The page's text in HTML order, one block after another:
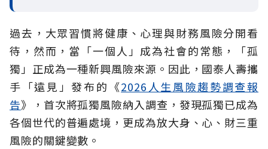
過去，大眾習慣將健康、心理與財務風險分開看
待，然而，當「一個人」成為社會的常態，「孤
獨」正成為一種新興風險來源。因此，國泰人壽攜
手「遠見」發布的《2026人生風險趨勢調查報
告》，首次將孤獨風險納入調查，發現孤獨已成為
各個世代的普遍處境，更成為放大身、心、財三重
風險的關鍵變數。